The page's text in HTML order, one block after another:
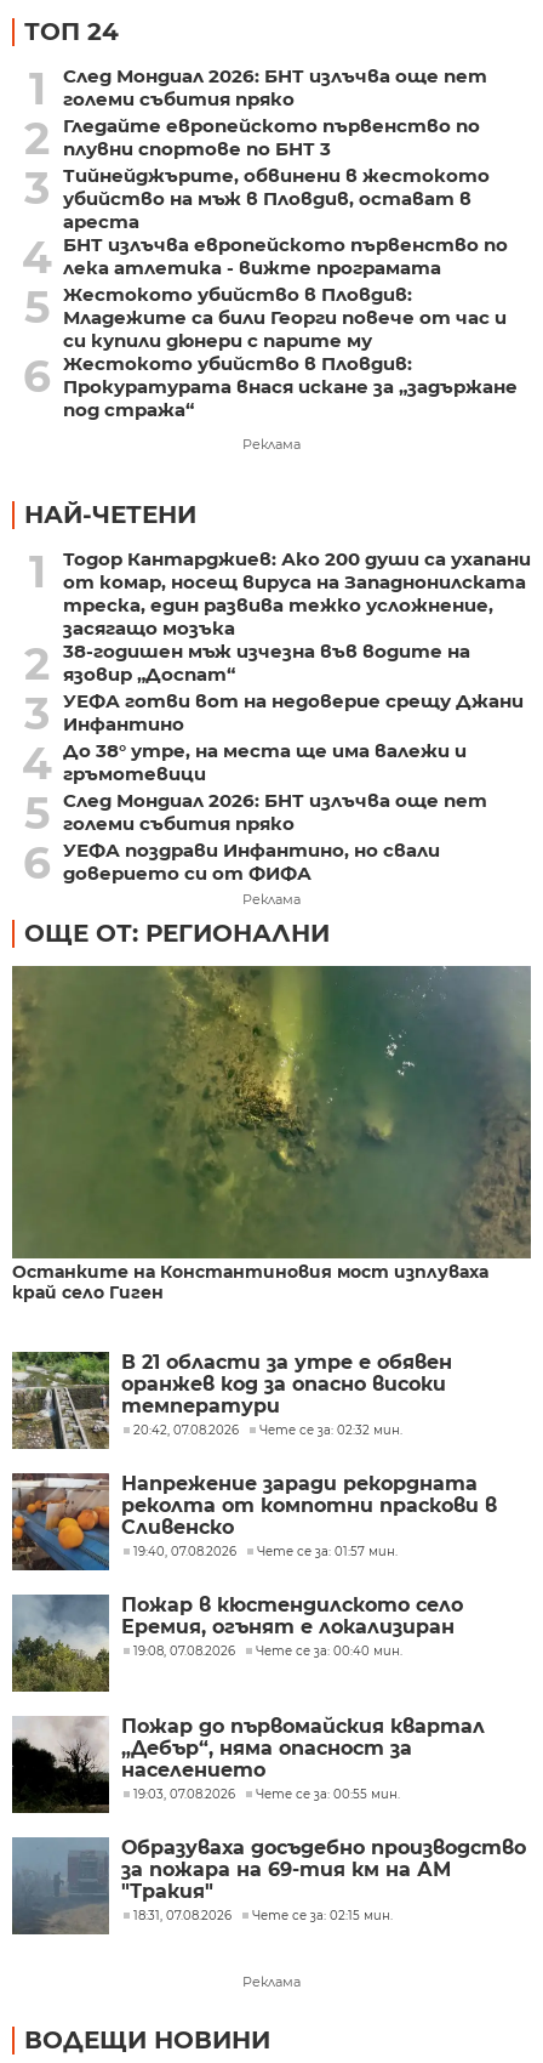
ТОП 24
1
След Мондиал 2026: БНТ излъчва още пет
големи събития пряко
2
Гледайте европейското първенство по
плувни спортове по БНТ 3
3
Тийнейджърите, обвинени в жестокото
убийство на мъж в Пловдив, остават в
ареста
4 БНТ излъчва европейското първенство по
лека атлетика - вижте програмата
5 Жестокото убийство в Пловдив:
Младежите са били Георги повече от час и
си купили дюнери с парите му
6 Жестокото убийство в Пловдив:
Прокуратурата внася искане за „задържане
под стража“
Реклама
НАЙ-ЧЕТЕНИ
1
Тодор Кантарджиев: Ако 200 души са ухапани
от комар, носещ вируса на Западнонилската
треска, един развива тежко усложнение,
засягащо мозъка
2
38-годишен мъж изчезна във водите на
язовир „Доспат“
3
УЕФА готви вот на недоверие срещу Джани
Инфантино
4 До 38° утре, на места ще има валежи и
гръмотевици
5 След Мондиал 2026: БНТ излъчва още пет
големи събития пряко
6 УЕФА поздрави Инфантино, но свали
доверието си от ФИФА
Реклама
ОЩЕ ОТ: РЕГИОНАЛНИ
Останките на Константиновия мост изплуваха
край село Гиген
В 21 области за утре е обявен
оранжев код за опасно високи
температури
20:42, 07.08.2026 Чете се за: 02:32 мин.
Напрежение заради рекордната
реколта от компотни праскови в
Сливенско
19:40, 07.08.2026 Чете се за: 01:57 мин.
Пожар в кюстендилското село
Еремия, огънят е локализиран
19:08, 07.08.2026 Чете се за: 00:40 мин.
Пожар до първомайския квартал
„Дебър“, няма опасност за
населението
19:03, 07.08.2026 Чете се за: 00:55 мин.
Образуваха досъдебно производство
за пожара на 69-тия км на АМ
"Тракия"
18:31, 07.08.2026 Чете се за: 02:15 мин.
Реклама
ВОДЕЩИ НОВИНИ